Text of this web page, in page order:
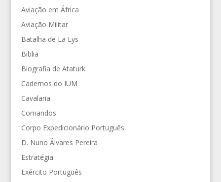
Aviação em África
Aviação Militar
Batalha de La Lys
Biblia
Biografia de Ataturk
Cadernos do IUM
Cavalaria
Comandos
Corpo Expedicionário Português
D. Nuno Álvares Pereira
Estratégia
Exército Português